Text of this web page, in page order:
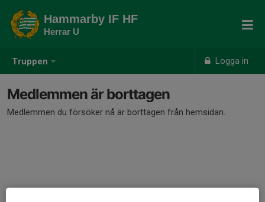
Truppen Logga in
Hammarby IF HF
Herrar U
Medlemmen är borttagen
Medlemmen du försöker nå är borttagen från hemsidan.